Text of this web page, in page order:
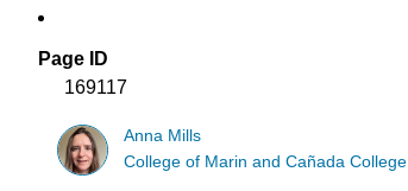
Page ID
169117
Anna Mills
College of Marin and Cañada College